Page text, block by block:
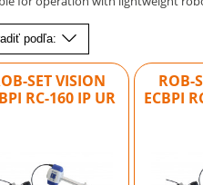
podľa:
SET VISION
RC-160 IP UR
ROB-
ECBPI